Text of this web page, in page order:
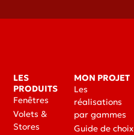
LES
PRODUITS
Fenêtres
Volets &
Stores
MON PROJET
Les
réalisations
par gammes
Guide de choix